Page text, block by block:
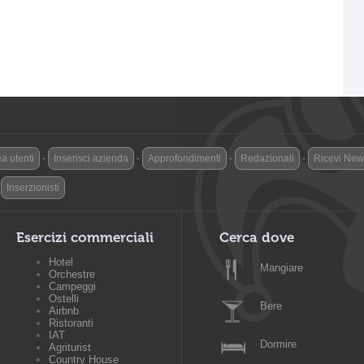
utenti - Inserisci azienda - Approfondimenti - Redazionali - Ricevi
Inserzionisti
Esercizi commerciali
Hotel
Orchestre
Campeggi
Ostelli
Airbnb
Ristoranti
IAT
Agriturist
Country House
Cerca dove
Mangiare
Bere
Dormire